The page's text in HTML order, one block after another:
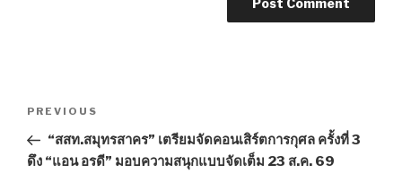
Post
Previous
Post
PREVIOUS
“สสท.สมุทรสาคร” เตรียมจัดคอนเสิร์ตการกุศล ครั้งที่ 3
ดึง “แอน อรดี” มอบความสนุกแบบจัดเต็ม 23 ส.ค. 69